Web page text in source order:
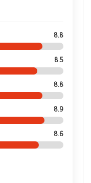
8.8
8.5
8.8
8.9
8.6